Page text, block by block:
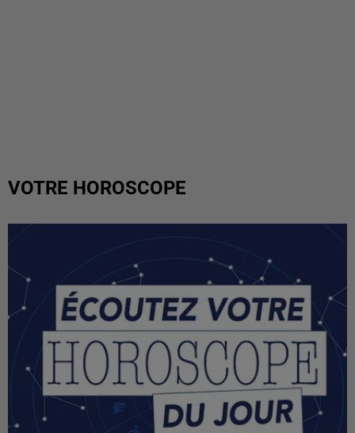
VOTRE HOROSCOPE